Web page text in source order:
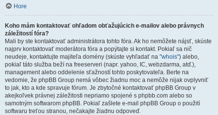
Hore
Koho mám kontaktovať ohľadom obťažujúcich e-mailov alebo právnych
záležitostí fóra?
Mali by ste kontaktovať administrátora tohto fóra. Ak ho nemôžete nájsť, skúste
najprv kontaktovať moderátora fóra a popýtajte si kontakt. Pokiaľ sa nič
neudeje, kontaktujte majiteľa domény (skúste vyhľadať na "whois") alebo,
pokiaľ táto služba beží na freeserveri (napr. yahoo, IC, webzdarma, atď.),
management alebo oddelenie sťažností tohto poskytovateľa. Berte na
vedomie, že phpBB Group nemá vôbec žiadnu moc a nemôže nijak ovplyvniť
to jak, kto a kde spravuje fórum. Je zbytočné kontaktovať phpBB Group v
akejkoľvek právnej záležitosti nepriamo spojené s phpbb.com alebo so
samotným softwarom phpBB. Pokiaľ zašlete e-mail phpBB Group o použití
softwaru treťou stranou, nečakajte žiadnu odpoveď.